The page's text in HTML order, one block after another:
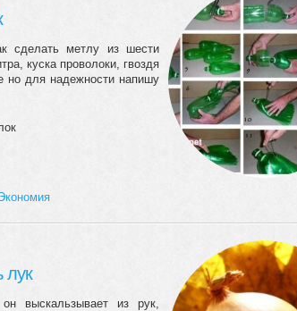
сделать метлу из шести
куска проволоки, гвоздя
но для надежности напишу
лук
выскальзывает из рук,